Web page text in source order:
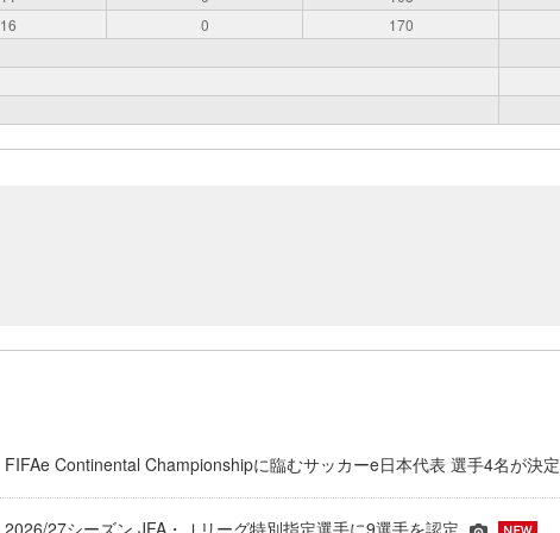
16 0 170
FIFAe Continental Championshipに臨むサッカーe日本代表 選手4名が決定
2026/27シーズン JFA・Ｊリーグ特別指定選手に9選手を認定